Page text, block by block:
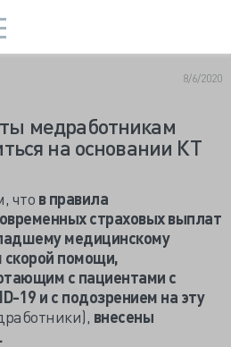
8/6/2020
медработникам
на основании КТ
что в правила
страховых выплат
медицинскому
скорой помощи,
с пациентами с
19 и с подозрением на эту
внесены